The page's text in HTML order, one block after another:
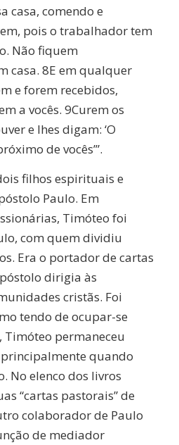
casa, comendo e
pois o trabalhador tem
Não fiquem
casa. 8E em qualquer
e forem recebidos,
a vocês. 9Curem os
e lhes digam: ‘O
de vocês’”.
filhos espirituais e
Paulo. Em
Timóteo foi
com quem dividiu
Era o portador de cartas
dirigia às
cristãs. Foi
tendo de ocupar-se
Timóteo permaneceu
quando
No elenco dos livros
“cartas pastorais” de
colaborador de Paulo
de mediador